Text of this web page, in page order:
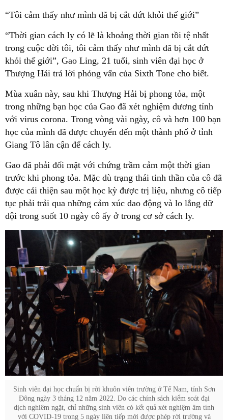
“Tôi cảm thấy như mình đã bị cắt đứt khỏi thế giới”
“Thời gian cách ly có lẽ là khoảng thời gian tồi tệ nhất
trong cuộc đời tôi, tôi cảm thấy như mình đã bị cắt đứt
khỏi thế giới”, Gao Ling, 21 tuổi, sinh viên đại học ở
Thượng Hải trả lời phỏng vấn của Sixth Tone cho biết.
Mùa xuân này, sau khi Thượng Hải bị phong tỏa, một
trong những bạn học của Gao đã xét nghiệm dương tính
với virus corona. Trong vòng vài ngày, cô và hơn 100 bạn
học của mình đã được chuyển đến một thành phố ở tỉnh
Giang Tô lân cận để cách ly.
Gao đã phải đối mặt với chứng trầm cảm một thời gian
trước khi phong tỏa. Mặc dù trạng thái tinh thần của cô đã
được cải thiện sau một học kỳ được trị liệu, nhưng cô tiếp
tục phải trải qua những cảm xúc dao động và lo lắng dữ
dội trong suốt 10 ngày cô ấy ở trong cơ sở cách ly.
Sinh viên đại học chuẩn bị rời khuôn viên trường ở Tế Nam, tỉnh Sơn
Đông ngày 3 tháng 12 năm 2022. Do các chính sách kiểm soát đại
dịch nghiêm ngặt, chỉ những sinh viên có kết quả xét nghiệm âm tính
với COVID-19 trong 5 ngày liên tiếp mới được phép rời trường và